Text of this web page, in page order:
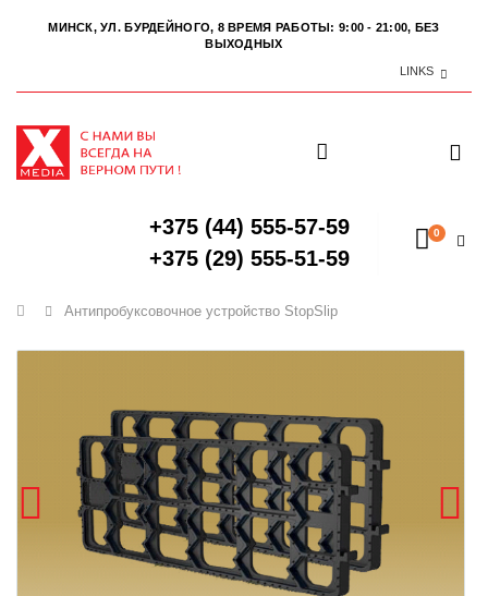
МИНСК, УЛ. БУРДЕЙНОГО, 8 ВРЕМЯ РАБОТЫ: 9:00 - 21:00, БЕЗ
ВЫХОДНЫХ
LINKS
+375 (44) 555-57-59
+375 (29) 555-51-59
0
Главная
Антипробуксовочное устройство StopSlip